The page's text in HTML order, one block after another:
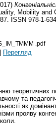
Mobility and
ISSN 978-1-
.pdf
| Перегляд
теоретичних
та
як
прояву